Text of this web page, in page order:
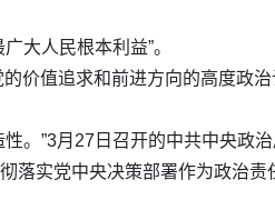
大人民根本利益”。
价值追求和前进方向的高度政
。”3月27日召开的中共中央政治
落实党中央决策部署作为政治责